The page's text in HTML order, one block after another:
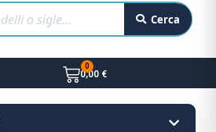
Cerca
0,00 €